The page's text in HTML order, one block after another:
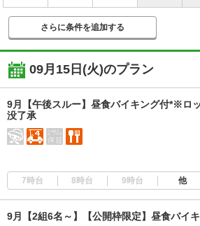
さらに条件を追加する
09月15日(火)のプラン
9月【午後スルー】昼食バイキング付*※ロ
没了承
7時台 8時台 9時台 他
9月【2組6名～】【公開枠限定】昼食バイ